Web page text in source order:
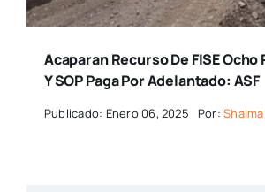
Acaparan Recurso De FISE
Y SOP Paga Por Adelantado: ASF
Publicado: Enero 06, 2025 Por: